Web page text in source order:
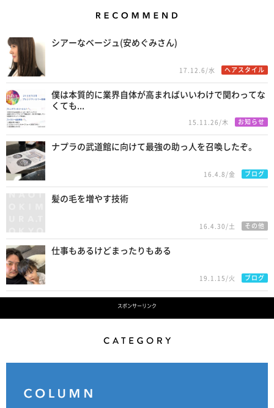
シアーなベージュ(安めぐみさん)
17.12.6/水 ヘアスタイル
僕は本質的に業界自体が高まればいいわけで関わってな
くても...
15.11.26/木 お知らせ
ナプラの武道館に向けて最強の助っ人を召喚したぞ。
16.4.8/金 ブログ
髪の毛を増やす技術
16.4.30/土 その他
仕事もあるけどまったりもある
19.1.15/火 ブログ
スポンサーリンク